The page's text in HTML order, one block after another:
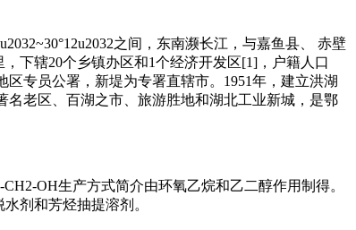
之间，东南濒长江，与嘉鱼县、 赤壁
下辖20个乡镇办区和1个经济开发区[1]，户籍人口
专员公署，新堤为专署直辖市。1951年，建立洪湖
老区、百湖之市、旅游胜地和湖北工业新城，是鄂
OH生产方式简介由环氧乙烷和乙二醇作用制得。
剂和芳烃抽提溶剂。